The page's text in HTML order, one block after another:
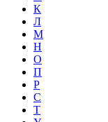
К
Л
М
Н
О
П
Р
С
Т